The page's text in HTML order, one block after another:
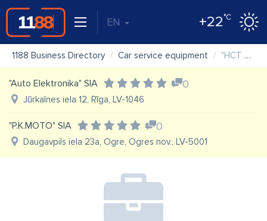
EN +22°C
1188 Business Directory Car service equipment "HCT Automotive" SIA autoservisa aprīkojums, celtniecības tehnika un līdzekļi, piekabes
"Auto Elektronika" SIA 0
Jūrkalnes iela 12, Rīga, LV-1046
"P.K.MOTO" SIA 0
Daugavpils iela 23a, Ogre, Ogres nov., LV-5001